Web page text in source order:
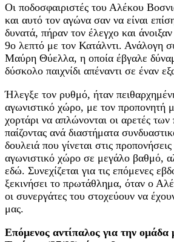
Οι ποδοσφαιριστές του Αλέκου
και αυτό τον αγώνα σαν να είναι
δυνατά, πήραν τον έλεγχο και
9ο λεπτό με τον Κατάλντι. Ανάλογη
Μαύρη Θύελλα, η οποία έβγαλε
δύσκολο παιχνίδι απέναντι σε έναν
Ήλεγξε τον ρυθμό, ήταν
αγωνιστικό χώρο, με τον προπονητή
χορτάρι να απλώνονται οι αρετές
παίζοντας ανά διαστήματα
δουλειά που γίνεται στις
αγωνιστικό χώρο σε μεγάλο βαθμό,
εδώ. Συνεχίζεται για τις επόμενες
ξεκινήσει το πρωτάθλημα, όταν ο
οι συνεργάτες του στοχεύουν να
μας.
Επόμενος αντίπαλος για την ομάδα